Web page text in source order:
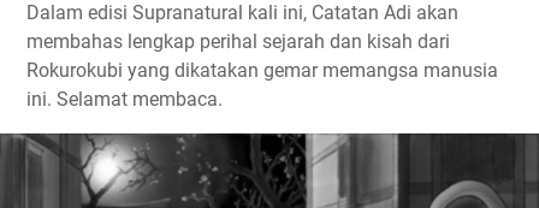
Dalam edisi Supranatural kali ini, Catatan Adi akan
membahas lengkap perihal sejarah dan kisah dari
Rokurokubi yang dikatakan gemar memangsa manusia
ini. Selamat membaca.